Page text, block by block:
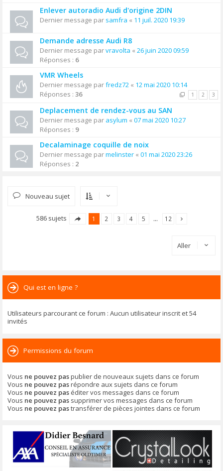
Enlever autoradio Audi d'origine 2DIN
Dernier message par samfra « 11 juil. 2020 19:39
Demande adresse Audi R8
Dernier message parvravolta « 26 juin 2020 09:59
Réponses : 6
VMR Wheels
Dernier message parfredz72 « 12 mai 2020 10:14
Réponses : 36 1 2 3
Deplacement de rendez-vous au SAN
Dernier message par asylum « 07 mai 2020 10:27
Réponses : 9
Decalaminage coquille de noix
Dernier message parmelinster « 01 mai 2020 23:26
Réponses : 2
Nouveau sujet
586 sujets 1 2 3 4 5 … 12
Aller
Qui est en ligne ?
Utilisateurs parcourant ce forum : Aucun utilisateur inscrit et 54
invités
Permissions du forum
Vous ne pouvez paspublier de nouveaux sujets dans ce forum
Vous ne pouvez pasrépondre aux sujets dans ce forum
Vous ne pouvez pas éditer vos messages dans ce forum
Vous ne pouvez pas supprimer vos messages dans ce forum
Vous ne pouvez pastransférer de pièces jointes dans ce forum